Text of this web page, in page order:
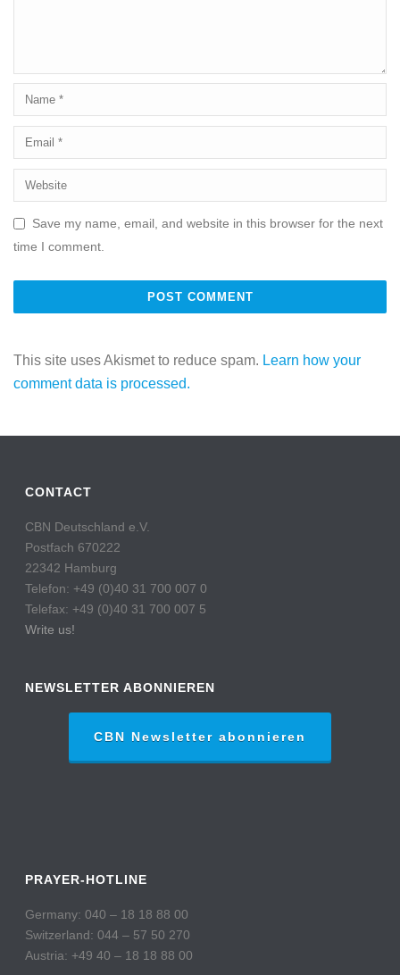
Save my name, email, and website in this browser for the next
time I comment.
This site uses Akismet to reduce spam. Learn how your
comment data is processed.
CONTACT
CBN Deutschland e.V.
Postfach 670222
22342 Hamburg
Telefon: +49 (0)40 31 700 007 0
Telefax: +49 (0)40 31 700 007 5
Write us!
NEWSLETTER ABONNIEREN
CBN Newsletter abonnieren
PRAYER-HOTLINE
Germany: 040 – 18 18 88 00
Switzerland: 044 – 57 50 270
Austria: +49 40 – 18 18 88 00